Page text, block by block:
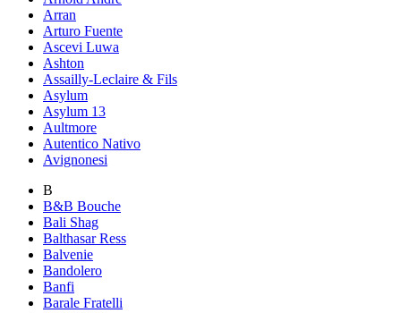
Arran
Arturo Fuente
Ascevi Luwa
Ashton
Assailly-Leclaire & Fils
Asylum
Asylum 13
Aultmore
Autentico Nativo
Avignonesi
B
B&B Bouche
Bali Shag
Balthasar Ress
Balvenie
Bandolero
Banfi
Barale Fratelli